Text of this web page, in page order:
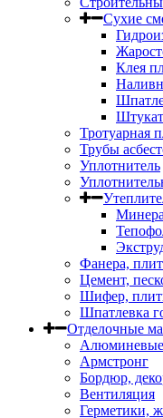
Сухие
Клея
Тротуарная
Трубы
Уплотнитель
Фанера,
Цемент,
Шифер,
Шпатлевка
Отделочные
Алюминевые
Армстронг
Бордюр,
Вентиляция
Герметики,